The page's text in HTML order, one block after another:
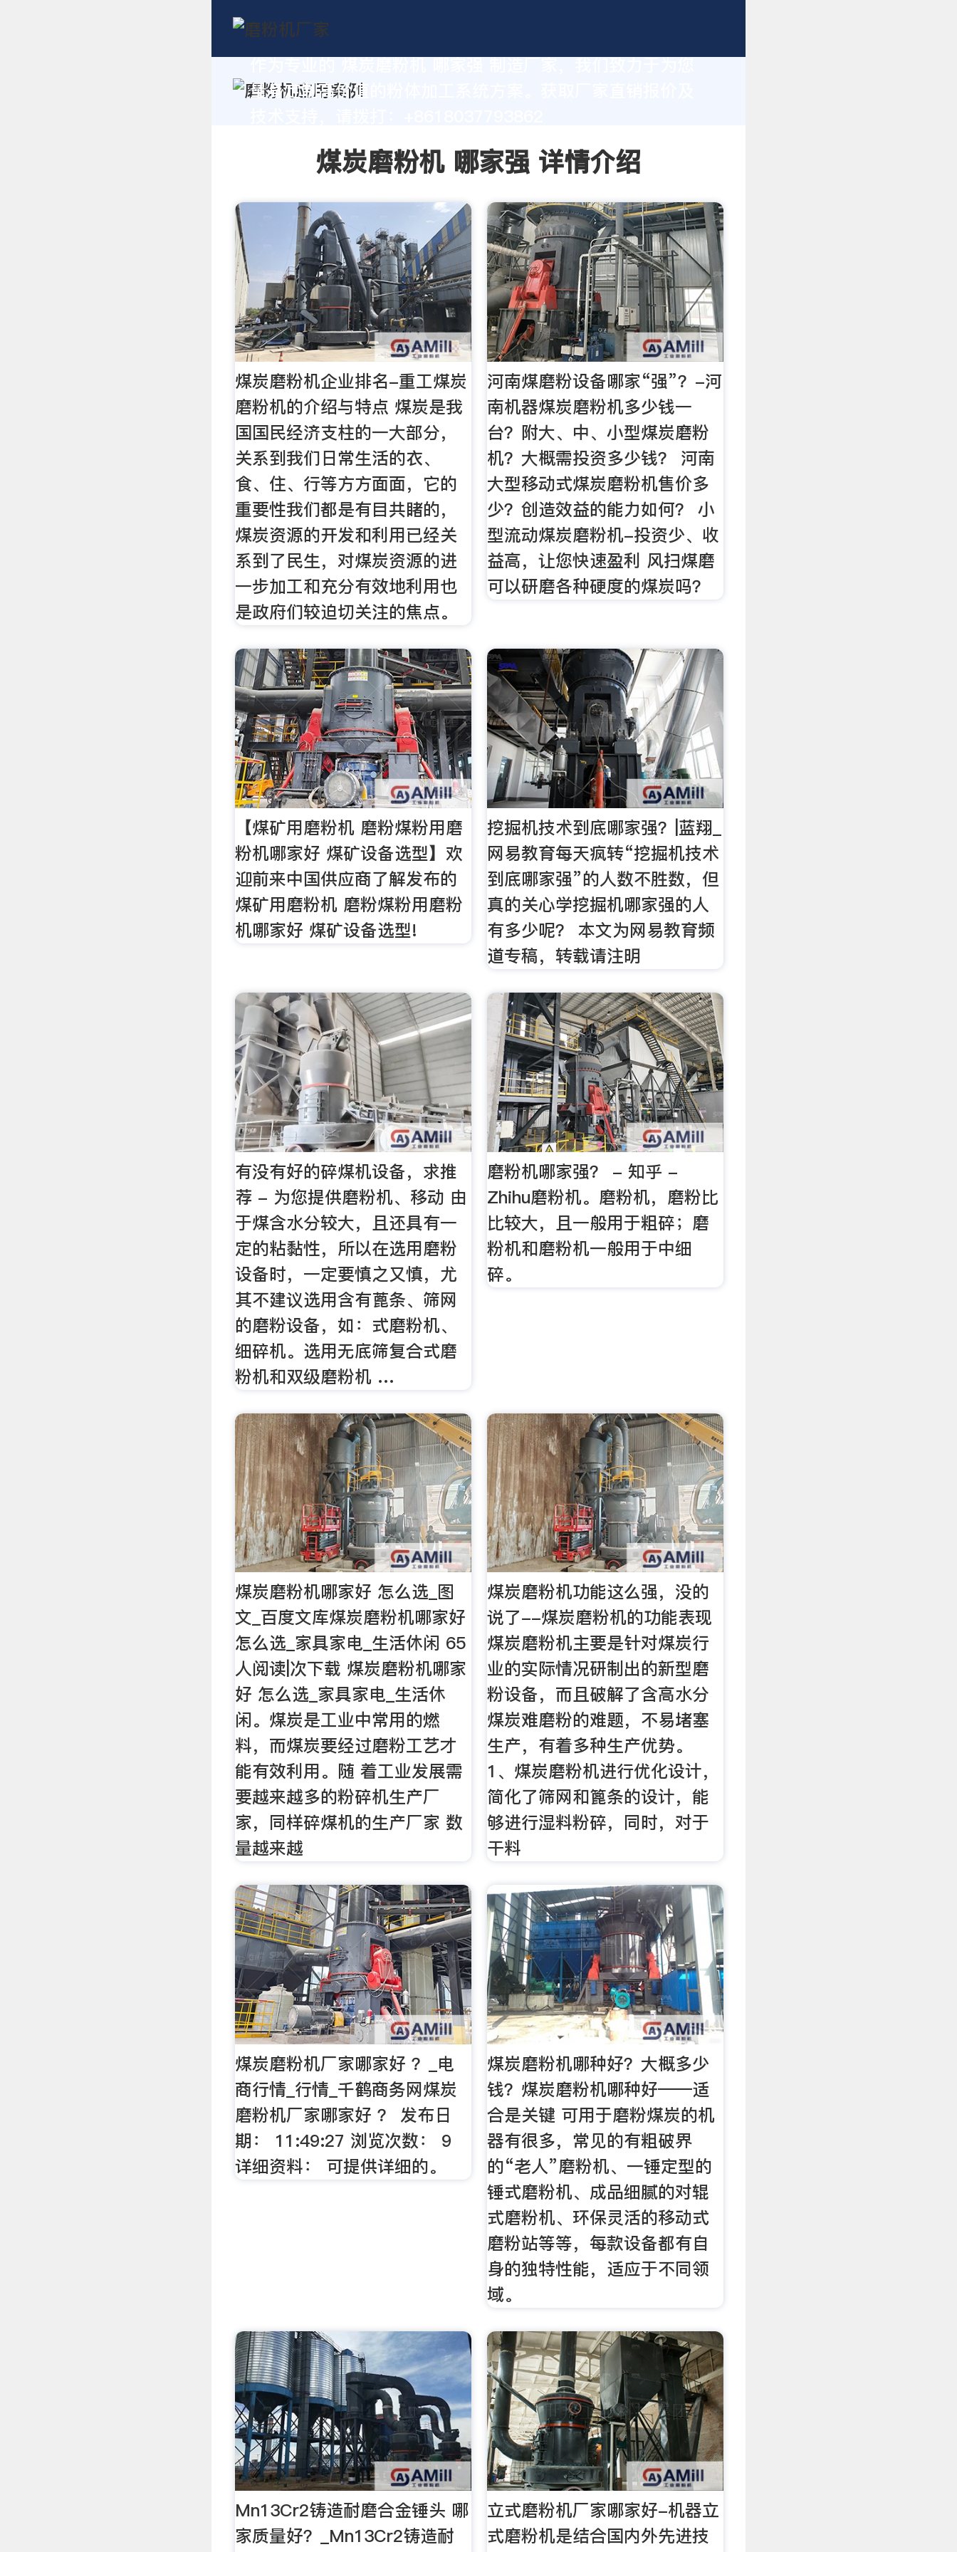
量身定制高价值的粉体加工系统方案。获取厂家直销报价及
煤炭磨粉机 哪家强 详情介绍
煤炭磨粉机企业排名-重工煤炭
磨粉机的介绍与特点 煤炭是我
国国民经济支柱的一大部分，
关系到我们日常生活的衣、
食、住、行等方方面面，它的
重要性我们都是有目共睹的，
煤炭资源的开发和利用已经关
系到了民生，对煤炭资源的进
一步加工和充分有效地利用也
是政府们较迫切关注的焦点。
河南煤磨粉设备哪家“强”？-河
南机器煤炭磨粉机多少钱一
台？附大、中、小型煤炭磨粉
机？大概需投资多少钱？ 河南
大型移动式煤炭磨粉机售价多
少？创造效益的能力如何？ 小
型流动煤炭磨粉机-投资少、收
益高，让您快速盈利 风扫煤磨
可以研磨各种硬度的煤炭吗？
【煤矿用磨粉机 磨粉煤粉用磨
粉机哪家好 煤矿设备选型】欢
迎前来中国供应商了解发布的
煤矿用磨粉机 磨粉煤粉用磨粉
机哪家好 煤矿设备选型!
挖掘机技术到底哪家强？|蓝翔_
网易教育每天疯转“挖掘机技术
到底哪家强”的人数不胜数，但
真的关心学挖掘机哪家强的人
有多少呢？ 本文为网易教育频
道专稿，转载请注明
有没有好的碎煤机设备，求推
荐 - 为您提供磨粉机、移动 由
于煤含水分较大，且还具有一
定的粘黏性，所以在选用磨粉
设备时，一定要慎之又慎，尤
其不建议选用含有蓖条、筛网
的磨粉设备，如：式磨粉机、
细碎机。选用无底筛复合式磨
粉机和双级磨粉机 …
磨粉机哪家强？ - 知乎 -
Zhihu磨粉机。磨粉机，磨粉比
比较大，且一般用于粗碎；磨
粉机和磨粉机一般用于中细
碎。
煤炭磨粉机哪家好 怎么选_图
文_百度文库煤炭磨粉机哪家好
怎么选_家具家电_生活休闲 65
人阅读|次下载 煤炭磨粉机哪家
好 怎么选_家具家电_生活休
闲。煤炭是工业中常用的燃
料，而煤炭要经过磨粉工艺才
能有效利用。随 着工业发展需
要越来越多的粉碎机生产厂
家，同样碎煤机的生产厂家 数
量越来越
煤炭磨粉机功能这么强，没的
说了--煤炭磨粉机的功能表现
煤炭磨粉机主要是针对煤炭行
业的实际情况研制出的新型磨
粉设备，而且破解了含高水分
煤炭难磨粉的难题，不易堵塞
生产，有着多种生产优势。
1、煤炭磨粉机进行优化设计，
简化了筛网和篦条的设计，能
够进行湿料粉碎，同时，对于
干料
煤炭磨粉机厂家哪家好 ？_电
商行情_行情_千鹤商务网煤炭
磨粉机厂家哪家好 ？ 发布日
期： 11:49:27 浏览次数： 9
详细资料： 可提供详细的。
煤炭磨粉机哪种好？大概多少
钱？煤炭磨粉机哪种好——适
合是关键 可用于磨粉煤炭的机
器有很多，常见的有粗破界
的“老人”磨粉机、一锤定型的
锤式磨粉机、成品细腻的对辊
式磨粉机、环保灵活的移动式
磨粉站等等，每款设备都有自
身的独特性能，适应于不同领
域。
Mn13Cr2铸造耐磨合金锤头 哪
家质量好？_Mn13Cr2铸造耐
立式磨粉机厂家哪家好-机器立
式磨粉机是结合国内外先进技